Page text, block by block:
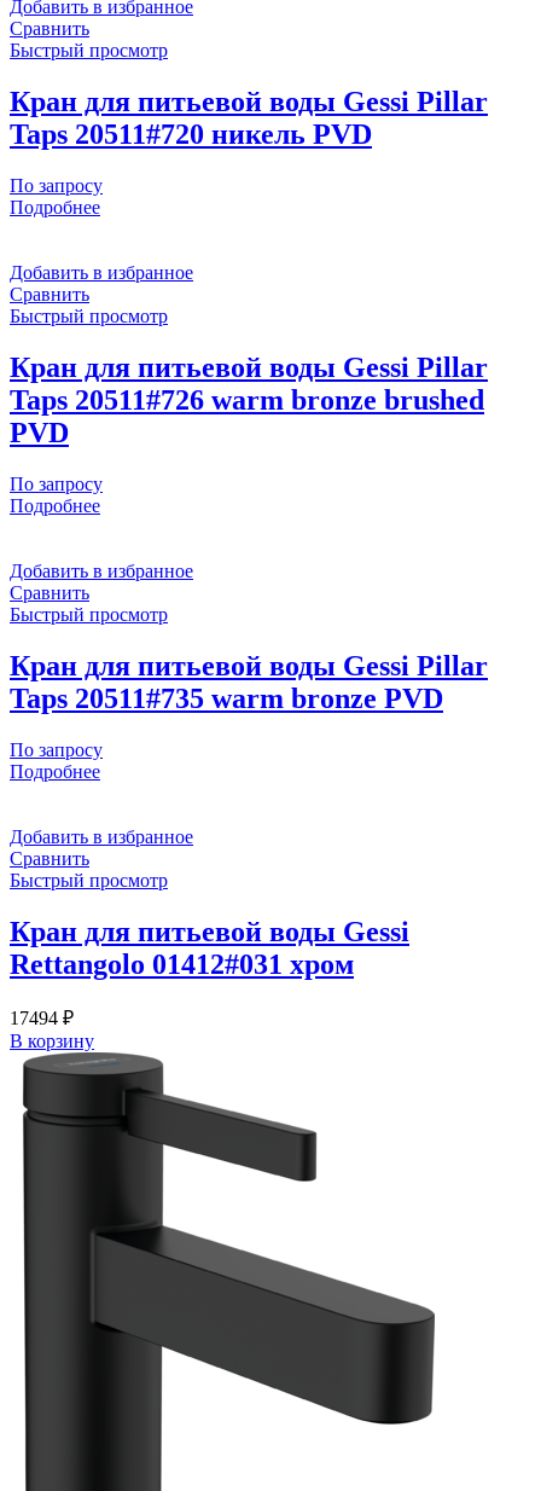
Добавить в избранное
Сравнить
Быстрый просмотр
Кран для питьевой воды Gessi Pillar
Taps 20511#720 никель PVD
По запросу
Подробнее
Добавить в избранное
Сравнить
Быстрый просмотр
Кран для питьевой воды Gessi Pillar
Taps 20511#726 warm bronze brushed
PVD
По запросу
Подробнее
Добавить в избранное
Сравнить
Быстрый просмотр
Кран для питьевой воды Gessi Pillar
Taps 20511#735 warm bronze PVD
По запросу
Подробнее
Добавить в избранное
Сравнить
Быстрый просмотр
Кран для питьевой воды Gessi
Rettangolo 01412#031 хром
17494 ₽
В корзину